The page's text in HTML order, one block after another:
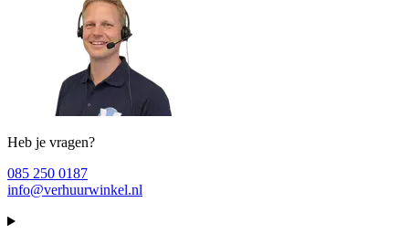
Heb je vragen?
085 250 0187
info@verhuurwinkel.nl